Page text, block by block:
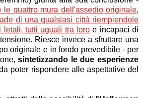
le quattro mura dell'assedio originale,
di una qualsiasi città riempiendole
tutti uguali tra loro e incapaci di
Riesce invece a sfruttare una
originale e in fondo prevedibile - per
sintetizzando le due esperienze
poter rispondere alle aspettative del